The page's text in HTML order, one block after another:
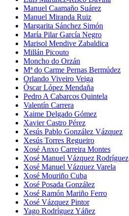
Manuel Caamaño Suárez
Manuel Miranda Ruiz
Margarita Sánchez Simón
María Pilar García Negro
Marisol Mendive Zabaldica
Millán Picouto
Moncho do Orzán
Mª do Carme Pernas Bermúdez
Orlando Viveiro Veiga
Óscar López Mendaña
Pedro A Cabarcos Quintela
Valentín Carrera
Xaime Delgado Gómez
Xavier Castro Pérez
Xesús Pablo González Vázquez
Xesús Torres Regueiro
Xosé Anxo Carreira Montes
Xosé Manuel Vázquez Rodríguez
Xosé Manuel Vázquez Varela
Xosé Mouriño Cuba
Xosé Posada González
Xosé Ramón Mariño Ferro
Xosé Vázquez Pintor
Yago Rodríguez Yáñez